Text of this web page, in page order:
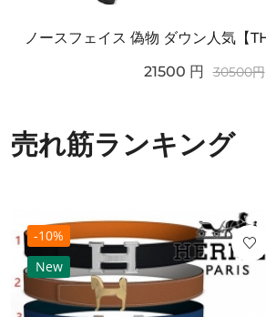
21500 円 30500円
売れ筋ランキング
-10%
New